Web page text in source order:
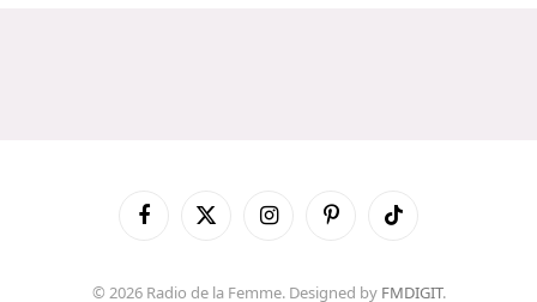
FacebookX
InstagramPinterestTikTok
© 2026 Radio de la Femme. Designed by FMDIGIT.